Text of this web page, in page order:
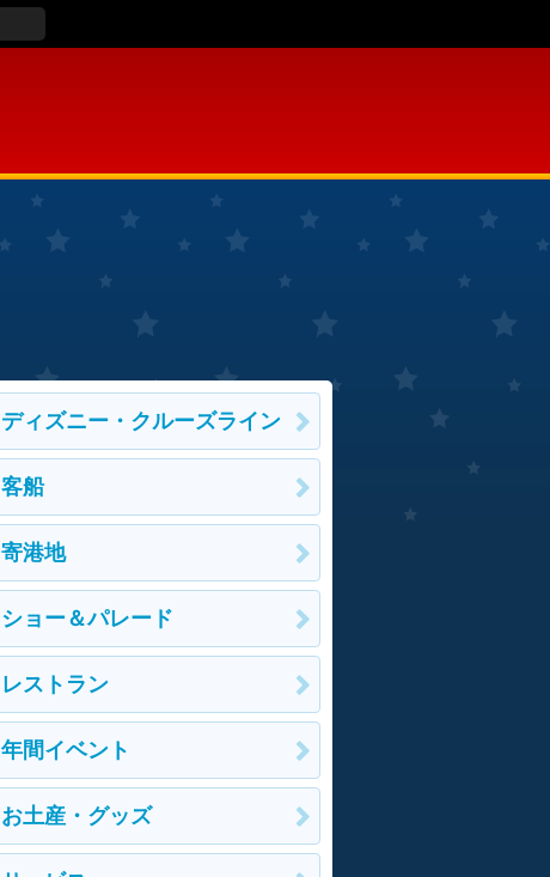
ディズニー・クルーズライン
客船
寄港地
ショー＆パレード
レストラン
年間イベント
お土産・グッズ